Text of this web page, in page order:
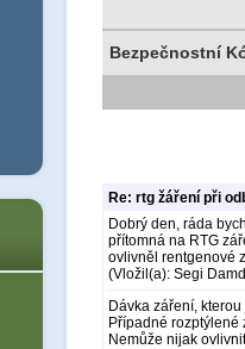
Bezpečnostní
Re: rtg žáření při
Dobrý den, ráda
přítomná na RTG
ovlivněl rentgenové
(Vložil(a): Segi
Dávka záření,
Případné
Nemůže nijak